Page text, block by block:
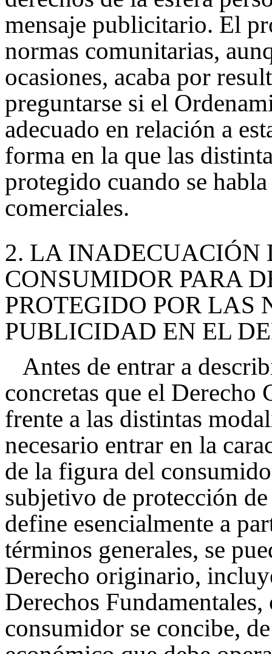
mensaje publicitario. El
normas comunitarias,
ocasiones, acaba por
preguntarse si el
adecuado en relación a
forma en la que las
protegido cuando se
comerciales.
2. LA INADECUACIÓN
CONSUMIDOR PARA
PROTEGIDO POR LAS
PUBLICIDAD EN EL
Antes de entrar a
concretas que el Derecho
frente a las distintas
necesario entrar en la
de la figura del
subjetivo de protección
define esencialmente a
términos generales, se
Derecho originario,
Derechos
consumidor se concibe,